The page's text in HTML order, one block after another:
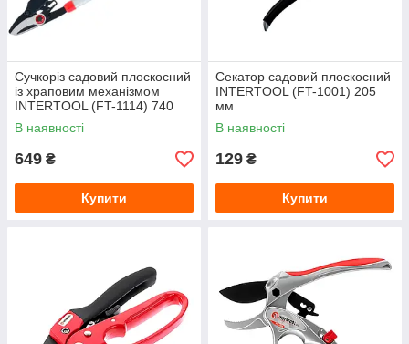
Сучкоріз садовий плоскосний
із храповим механізмом
INTERTOOL (FT-1114) 740
мм
В наявності
649 ₴
Купити
Секатор садовий плоскосний
INTERTOOL (FT-1001) 205
мм
В наявності
129 ₴
Купити